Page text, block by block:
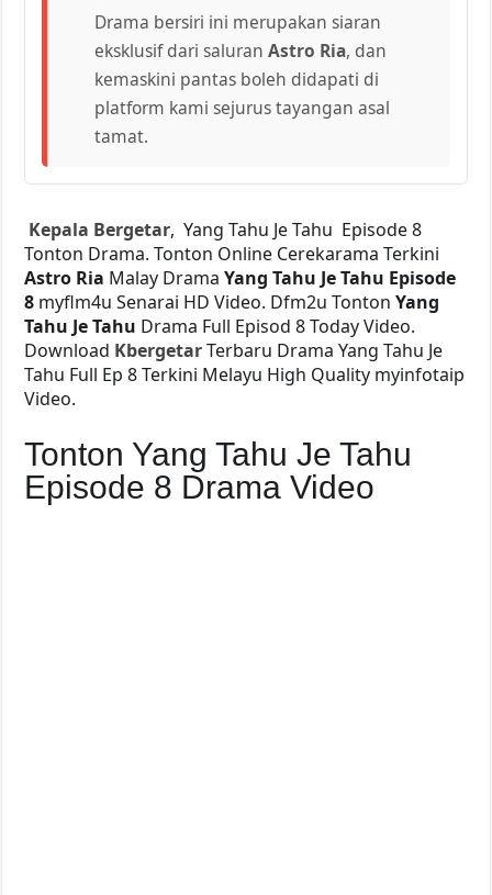
Drama bersiri ini merupakan siaran
eksklusif dari saluranAstro Ria, dan
kemaskini pantas boleh didapati di
platform kami sejurus tayangan asal
tamat.
Kepala Bergetar, Yang Tahu Je Tahu Episode 8
Tonton Drama. Tonton Online Cerekarama Terkini
Astro Ria Malay DramaYang Tahu Je Tahu Episode
8 myflm4u Senarai HD Video. Dfm2u TontonYang
Tahu Je Tahu Drama Full Episod 8 Today Video.
Download KbergetarTerbaru Drama Yang Tahu Je
Tahu Full Ep 8 Terkini Melayu High Quality myinfotaip
Video.
Tonton Yang Tahu Je Tahu
Episode 8 Drama Video